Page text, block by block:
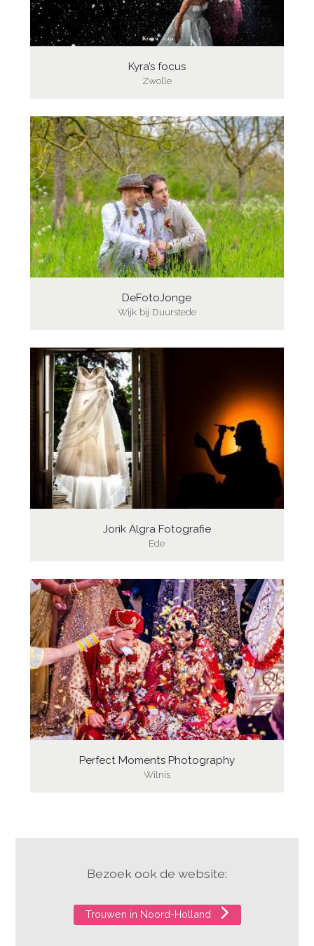
Kyra’s focus
Zwolle
DeFotoJonge
Wijk bij Duurstede
Jorik Algra Fotografie
Ede
Perfect Moments Photography
Wilnis
Bezoek ook de website:
Trouwen in Noord-Holland